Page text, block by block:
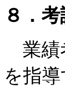
８．
業
を指